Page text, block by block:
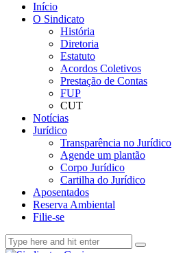
Início
O Sindicato
História
Diretoria
Estatuto
Acordos Coletivos
Prestação de Contas
FUP
CUT
Notícias
Jurídico
Transparência no Jurídico
Agende um plantão
Corpo Jurídico
Cartilha do Jurídico
Aposentados
Reserva Ambiental
Filie-se